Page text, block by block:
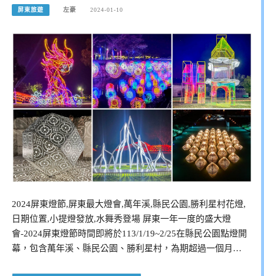
屏東旅遊 左豪 2024-01-10
2024屏東燈節,屏東最大燈會,萬年溪,縣民公園,勝利星村花燈,
日期位置,小提燈發放,水舞秀登場 屏東一年一度的盛大燈
會-2024屏東燈節時間即將於113/1/19~2/25在縣民公園點燈開
幕，包含萬年溪、縣民公園、勝利星村，為期超過一個月…